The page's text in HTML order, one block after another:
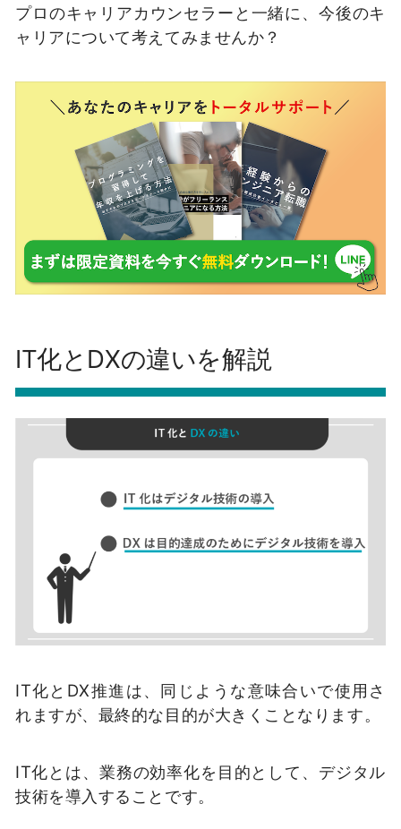
プロのキャリアカウンセラーと一緒に、今後のキ
ャリアについて考えてみませんか？
IT化とDXの違いを解説
IT化とDX推進は、同じような意味合いで使用さ
れますが、最終的な目的が大きくことなります。
IT化とは、業務の効率化を目的として、デジタル
技術を導入することです。